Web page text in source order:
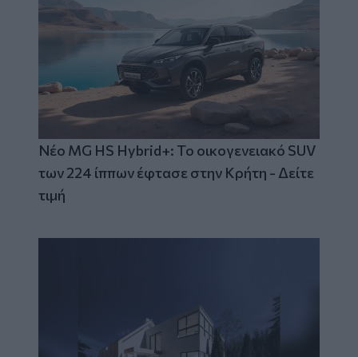
Νέο MG HS Hybrid+: Το οικογενειακό SUV
των 224 ίππων έφτασε στην Κρήτη - Δείτε
τιμή